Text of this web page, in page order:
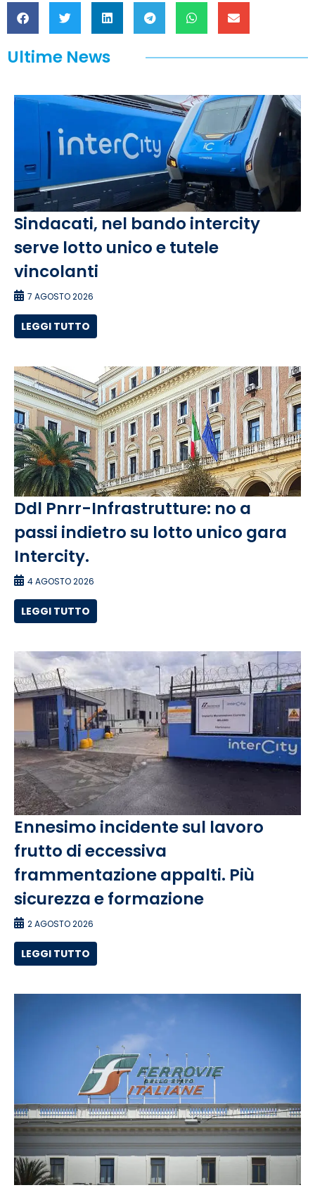
Ultime News
Sindacati, nel bando intercity
serve lotto unico e tutele
vincolanti
7 AGOSTO 2026
LEGGI TUTTO
Ddl Pnrr-Infrastrutture: no a
passi indietro su lotto unico gara
Intercity.
4 AGOSTO 2026
LEGGI TUTTO
Ennesimo incidente sul lavoro
frutto di eccessiva
frammentazione appalti. Più
sicurezza e formazione
2 AGOSTO 2026
LEGGI TUTTO